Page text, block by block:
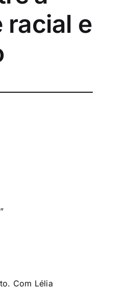
racial e
Com Lélia